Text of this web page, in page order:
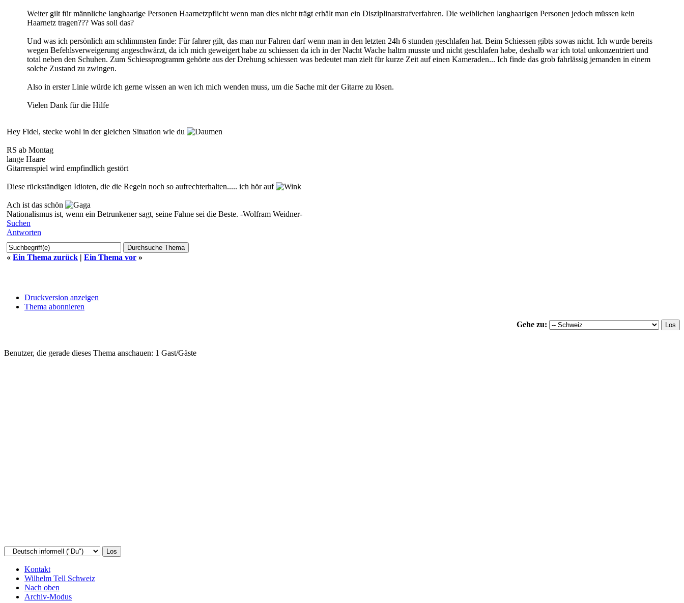
Weiter gilt für männliche langhaarige Personen Haarnetzpflicht wenn man dies nicht trägt erhält man ein Disziplinarstrafverfahren. Die weiblichen langhaarigen Personen jedoch müssen kein
Haarnetz tragen??? Was soll das?
Und was ich persönlich am schlimmsten finde: Für fahrer gilt, das man nur Fahren darf wenn man in den letzten 24h 6 stunden geschlafen hat. Beim Schiessen gibts sowas nicht. Ich wurde bereits
wegen Befehlsverweigerung angeschwärzt, da ich mich geweigert habe zu schiessen da ich in der Nacht Wache haltrn musste und nicht geschlafen habe, deshalb war ich total unkonzentriert und
total neben den Schuhen. Zum Schiessprogramm gehörte aus der Drehung schiessen was bedeutet man zielt für kurze Zeit auf einen Kameraden... Ich finde das grob fahrlässig jemanden in einem
solche Zustand zu zwingen.
Also in erster Linie würde ich gerne wissen an wen ich mich wenden muss, um die Sache mit der Gitarre zu lösen.
Vielen Dank für die Hilfe
Hey Fidel, stecke wohl in der gleichen Situation wie du
RS ab Montag
lange Haare
Gitarrenspiel wird empfindlich gestört
Diese rückständigen Idioten, die die Regeln noch so aufrechterhalten..... ich hör auf
Ach ist das schön
Nationalismus ist, wenn ein Betrunkener sagt, seine Fahne sei die Beste. -Wolfram Weidner-
Suchen
Antworten
« Ein Thema zurück | Ein Thema vor »
Druckversion anzeigen
Thema abonnieren
Gehe zu:
Benutzer, die gerade dieses Thema anschauen: 1 Gast/Gäste
Kontakt
Wilhelm Tell Schweiz
Nach oben
Archiv-Modus